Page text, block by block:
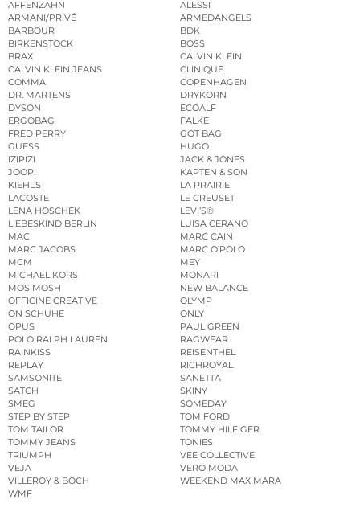
AFFENZAHN
ALESSI
ARMANI/PRIVÉ
ARMEDANGELS
BARBOUR
BDK
BIRKENSTOCK
BOSS
BRAX
CALVIN KLEIN
CALVIN KLEIN JEANS
CLINIQUE
COMMA
COPENHAGEN
DR. MARTENS
DRYKORN
DYSON
ECOALF
ERGOBAG
FALKE
FRED PERRY
GOT BAG
GUESS
HUGO
IZIPIZI
JACK & JONES
JOOP!
KAPTEN & SON
KIEHL’S
LA PRAIRIE
LACOSTE
LE CREUSET
LENA HOSCHEK
LEVI’S®
LIEBESKIND BERLIN
LUISA CERANO
MAC
MARC CAIN
MARC JACOBS
MARC O’POLO
MCM
MEY
MICHAEL KORS
MONARI
MOS MOSH
NEW BALANCE
OFFICINE CREATIVE
OLYMP
ON SCHUHE
ONLY
OPUS
PAUL GREEN
POLO RALPH LAUREN
RAGWEAR
RAINKISS
REISENTHEL
REPLAY
RICHROYAL
SAMSONITE
SANETTA
SATCH
SKINY
SMEG
SOMEDAY
STEP BY STEP
TOM FORD
TOM TAILOR
TOMMY HILFIGER
TOMMY JEANS
TONIES
TRIUMPH
VEE COLLECTIVE
VEJA
VERO MODA
VILLEROY & BOCH
WEEKEND MAX MARA
WMF